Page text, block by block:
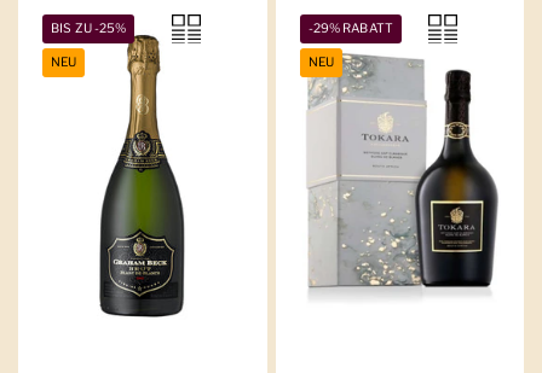
BIS ZU -25%
NEU
-29% RABATT
NEU